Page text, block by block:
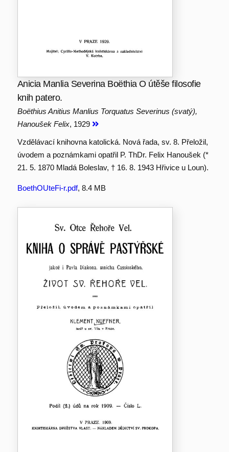
Anicia Manlia Severina Boëthia O útěše filosofie
knih patero.
Boëthius Anitius Manlius Torquatus Severinus (svatý),
Hanoušek Felix, 1929
Vzdělávací knihovna katolická. Nová řada, sv. 8. Přeložil,
úvodem a poznámkami opatřil P. ThDr. Felix Hanoušek (*
21. 5. 1870 Mladá Boleslav, † 16. 8. 1943 Hřivice u Loun).
BoethOUteFi-r.pdf, 8.4 MB